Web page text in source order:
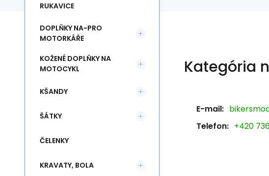
Kategória
E-mail:
Telefon: +420
RUKAVICE
DOPLŇKY NA-PRO
MOTORKÁŘE
KOŽENÉ DOPLŇKY NA
MOTOCYKL
KŠANDY
ŠÁTKY
ČELENKY
KRAVATY, BOLA